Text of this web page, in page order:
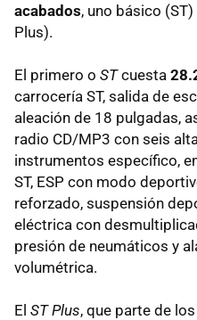
acabados, uno básico
Plus).
El primero o STcuesta
carrocería ST, salida de
aleación de 18 pulgadas,
radio CD/MP3 con seis
instrumentos específico,
ST, ESP con modo
reforzado, suspensión
eléctrica con
presión de neumáticos y
volumétrica.
El ST Plus, que parte de los